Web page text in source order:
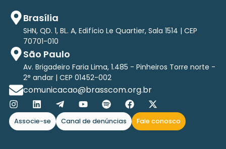
Brasília
SHN, QD. 1, BL. A, Edifício Le Quartier, Sala 1514 | CEP
70701-010
São Paulo
Av. Brigadeiro Faria Lima, 1.485 - Pinheiros Torre norte -
2° andar | CEP 01452-002
comunicacao@brasscom.org.br
Associe-se Canal de denúncias Fale conosco